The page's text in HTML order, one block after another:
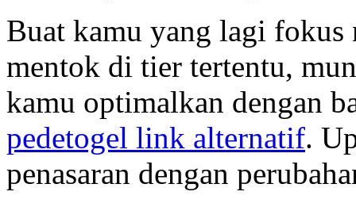
Buat kamu yang lagi
mentok di tier tertentu,
kamu optimalkan dengan
pedetogel link alternatif.
penasaran dengan